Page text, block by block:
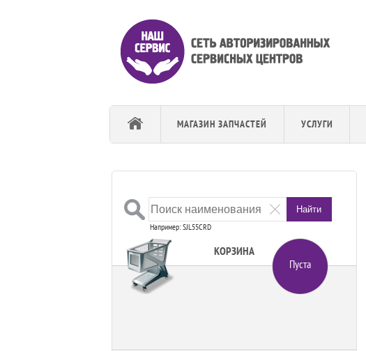
МАГАЗИН ЗАПЧАСТЕЙ УСЛУГИ
Например: SJL55CRD
Найти
КОРЗИНА
Пуста